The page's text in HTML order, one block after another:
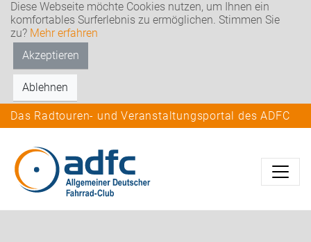
Diese Webseite möchte Cookies nutzen, um Ihnen ein
komfortables Surferlebnis zu ermöglichen. Stimmen Sie
zu? Mehr erfahren
Akzeptieren
Ablehnen
Das Radtouren- und Veranstaltungsportal des ADFC